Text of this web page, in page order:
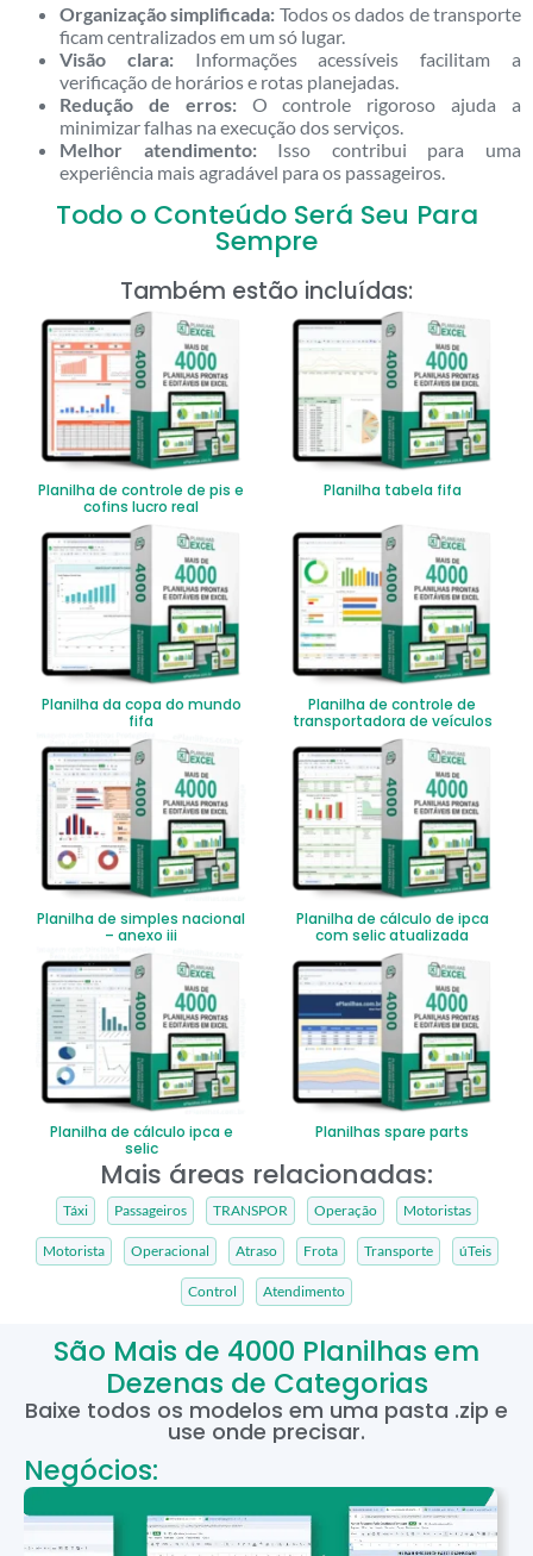
Organização simplificada: Todos os dados de transporte
ficam centralizados em um só lugar.
Visão clara:Informações acessíveis facilitam a
verificação de horários e rotas planejadas.
Redução de erros:O controle rigoroso ajuda a
minimizar falhas na execução dos serviços.
Melhor atendimento:Isso contribui para uma
experiência mais agradável para os passageiros.
Todo o Conteúdo Será Seu Para
Sempre
Também estão incluídas:
Planilha de controle de pis e
cofins lucro real
Planilha tabela fifa
Planilha da copa do mundo
fifa
Planilha de controle de
transportadora de veículos
Planilha de simples nacional
– anexo iii
Planilha de cálculo de ipca
com selic atualizada
Planilha de cálculo ipca e
selic
Planilhas spare parts
Mais áreas relacionadas:
Táxi Passageiros TRANSPOR Operação Motoristas
Motorista Operacional Atraso Frota Transporte úTeis
Control Atendimento
São Mais de 4000 Planilhas em
Dezenas de Categorias
Baixe todos os modelos em uma pasta .zip e
use onde precisar.
Negócios: